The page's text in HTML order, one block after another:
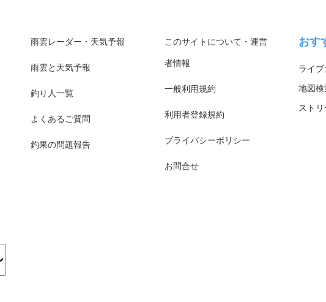
雨雲レーダー・天気予報
雨雲と天気予報
釣り人一覧
よくあるご質問
釣果の問題報告
このサイトについて・運営
者情報
一般利用規約
利用者登録規約
プライバシーポリシー
お問合せ
おす
ライ
地図検
スト